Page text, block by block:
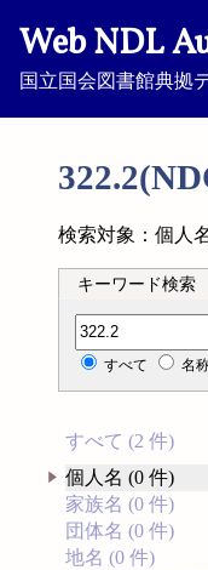
Web NDL
国立国会図書館典拠
検索対象：個人
キーワード検索
分類記号検索
すべて 名
すべて (2 件)
個人名 (0 件)
家族名 (0 件)
団体名 (0 件)
地名 (0 件)